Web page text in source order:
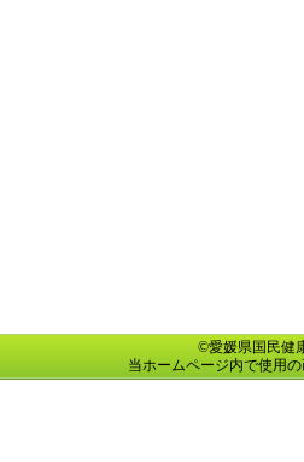
©愛媛県国民健
当ホームページ内で使用